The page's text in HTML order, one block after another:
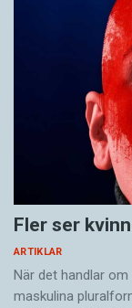
Fler ser
ARTIKLAR
När det handlar
maskulina